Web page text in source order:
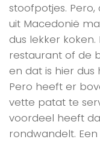
stoofpotjes.
uit Macedonië
dus lekker koken.
restaurant of de
en dat is hier dus
Pero heeft er
vette patat te
voordeel heeft
rondwandelt.